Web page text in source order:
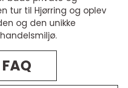
tur til Hjørring og oplev
og den unikke
FAQ